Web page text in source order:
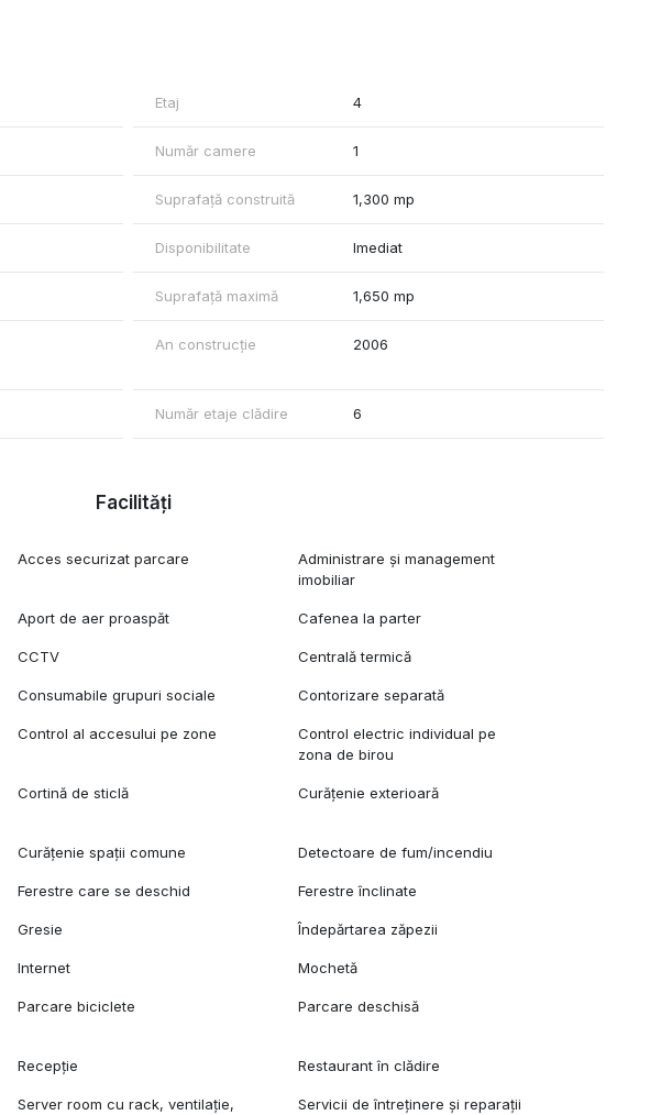
spatiu de depozitare, hol, chicineta
de imobil
Etaj 4
Număr camere 1
Suprafață construită 1,300 mp
Disponibilitate Imediat
Suprafață maximă 1,650 mp
An construcție 2006
Număr etaje clădire 6
Facilități
Acces securizat parcare
Administrare și management
imobiliar
Aport de aer proaspăt Cafenea la parter
CCTV Centrală termică
Consumabile grupuri sociale Contorizare separată
Control al accesului pe zone
Control electric individual pe
zona de birou
Cortină de sticlă Curățenie exterioară
Curățenie spații comune Detectoare de fum/incendiu
Ferestre care se deschid Ferestre înclinate
Gresie Îndepărtarea zăpezii
Internet Mochetă
Parcare biciclete Parcare deschisă
Recepție Restaurant în clădire
Server room cu rack, ventilație,
Servicii de întreținere și reparații